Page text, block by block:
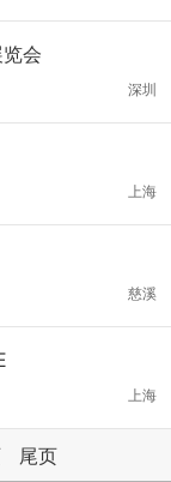
会
深圳
上海
慈溪
上海
尾页